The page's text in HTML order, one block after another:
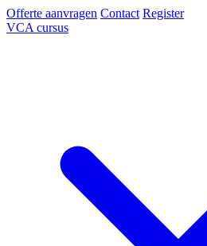
Offerte aanvragen Contact Register
VCA cursus